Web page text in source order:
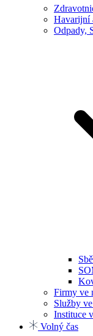
Havarijní
Odpady,
Firmy ve
Služby
Instituce
Volný čas